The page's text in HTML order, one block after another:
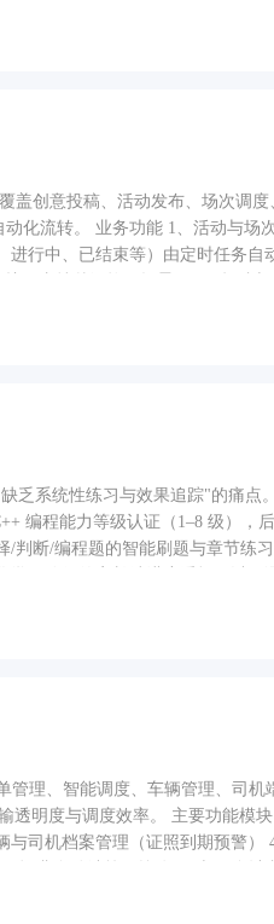
营管理系统。3、小程序覆盖电商
址选择、优惠券自动推荐、库存
盖创意投稿、活动发布、场次调
理：支持活动创
行中、已结束等）由定时任务自
5、用户预约与参与人管理：绑
乏系统性练习与效果追踪"的痛点
编程能力等级认证（1–8 级），
判断/编程题的智能刷题与章节练
考过程可视化。
理、智能调度、车辆管理、司机
能模块： 1. 运单管理（建
司机档案管理（证照到期预警）